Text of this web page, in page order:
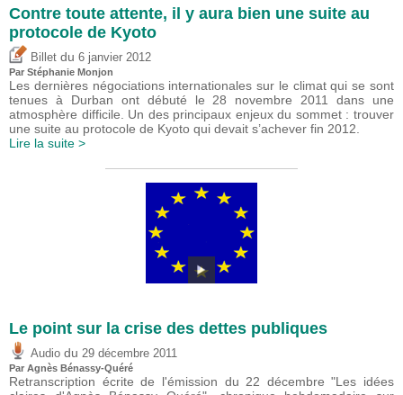
Contre toute attente, il y aura bien une suite au
protocole de Kyoto
Billet du 6 janvier 2012
Par Stéphanie Monjon
Les dernières négociations internationales sur le climat qui se sont
tenues à Durban ont débuté le 28 novembre 2011 dans une
atmosphère difficile. Un des principaux enjeux du sommet : trouver
une suite au protocole de Kyoto qui devait s’achever fin 2012.
Lire la suite >
Le point sur la crise des dettes publiques
Audio du 29 décembre 2011
Par Agnès Bénassy-Quéré
Retranscription écrite de l'émission du 22 décembre "Les idées